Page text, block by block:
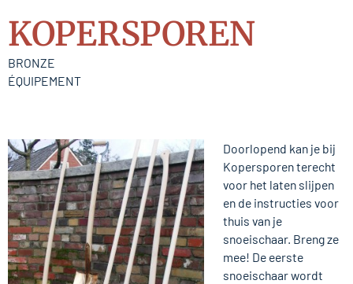
KOPERSPOREN
BRONZE
ÉQUIPEMENT
Doorlopend kan je bij
Kopersporen terecht
voor het laten slijpen
en de instructies voor
thuis van je
snoeischaar. Breng ze
mee! De eerste
snoeischaar wordt